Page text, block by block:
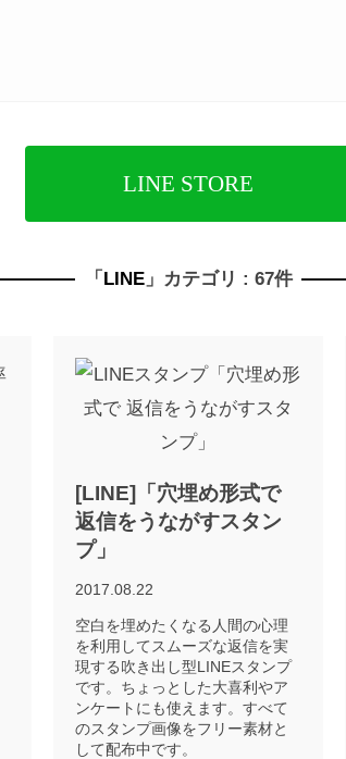
LINE STORE
「 LINE」カテゴリ : 67件
[LINE]「穴埋め形式で
返信をうながすスタン
プ」
2017.08.22
空白を埋めたくなる人間の心理
を利用してスムーズな返信を実
現する吹き出し型LINEスタンプ
です。ちょっとした大喜利やア
ンケートにも使えます。すべて
のスタンプ画像をフリー素材と
して配布中です。